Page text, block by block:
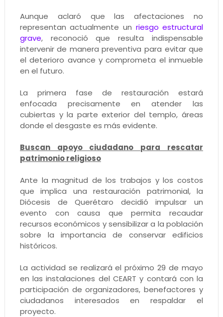
Aunque aclaró que las afectaciones no
representan actualmente un riesgo estructural
grave, reconoció que resulta indispensable
intervenir de manera preventiva para evitar que
el deterioro avance y comprometa el inmueble
en el futuro.
La primera fase de restauración estará
enfocada precisamente en atender las
cubiertas y la parte exterior del templo, áreas
donde el desgaste es más evidente.
Buscan apoyo ciudadano para rescatar
patrimonio religioso
Ante la magnitud de los trabajos y los costos
que implica una restauración patrimonial, la
Diócesis de Querétaro decidió impulsar un
evento con causa que permita recaudar
recursos económicos y sensibilizar a la población
sobre la importancia de conservar edificios
históricos.
La actividad se realizará el próximo 29 de mayo
en las instalaciones del CEART y contará con la
participación de organizadores, benefactores y
ciudadanos interesados en respaldar el
proyecto.